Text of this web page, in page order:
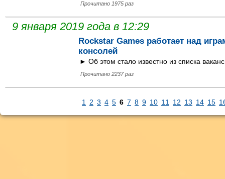
Прочитано 1975 раз
9 января 2019 года в 12:29
Rockstar Games работает над
консолей
► Об этом стало известно из списка
Прочитано 2237 раз
1 2 3 4 5 6 7 8 9 10 11 12 13 14 15